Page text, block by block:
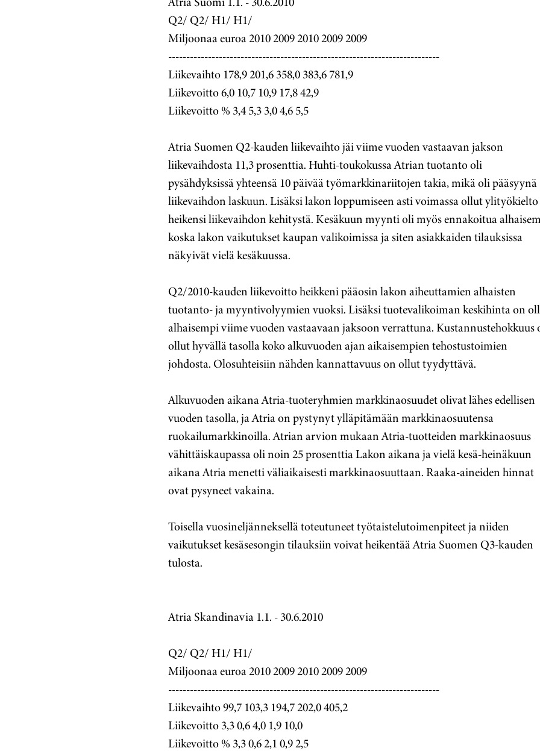
Q2/ Q2/ H1/ H1/
Miljoonaa euroa 2010 2009 2010 2009 2009
---------------------------------------------------------------------------
Liikevaihto 178,9 201,6 358,0 383,6 781,9
Liikevoitto 6,0 10,7 10,9 17,8 42,9
Liikevoitto % 3,4 5,3 3,0 4,6 5,5
Atria Suomen Q2-kauden liikevaihto jäi viime vuoden vastaavan jakson
liikevaihdosta 11,3 prosenttia. Huhti-toukokussa Atrian tuotanto oli
pysähdyksissä yhteensä 10 päivää työmarkkinariitojen takia, mikä oli pääsyynä
liikevaihdon laskuun. Lisäksi lakon loppumiseen asti voimassa ollut ylityökielto
heikensi liikevaihdon kehitystä. Kesäkuun myynti oli myös ennakoitua
koska lakon vaikutukset kaupan valikoimissa ja siten asiakkaiden tilauksissa
näkyivät vielä kesäkuussa.
Q2/2010-kauden liikevoitto heikkeni pääosin lakon aiheuttamien alhaisten
tuotanto- ja myyntivolyymien vuoksi. Lisäksi tuotevalikoiman keskihinta on
alhaisempi viime vuoden vastaavaan jaksoon verrattuna. Kustannustehokkuus
ollut hyvällä tasolla koko alkuvuoden ajan aikaisempien tehostustoimien
johdosta. Olosuhteisiin nähden kannattavuus on ollut tyydyttävä.
Alkuvuoden aikana Atria-tuoteryhmien markkinaosuudet olivat lähes edellisen
vuoden tasolla, ja Atria on pystynyt ylläpitämään markkinaosuutensa
ruokailumarkkinoilla. Atrian arvion mukaan Atria-tuotteiden markkinaosuus
vähittäiskaupassa oli noin 25 prosenttia Lakon aikana ja vielä kesä-heinäkuun
aikana Atria menetti väliaikaisesti markkinaosuuttaan. Raaka-aineiden hinnat
ovat pysyneet vakaina.
Toisella vuosineljänneksellä toteutuneet työtaistelutoimenpiteet ja niiden
vaikutukset kesäsesongin tilauksiin voivat heikentää Atria Suomen Q3-kauden
tulosta.
Atria Skandinavia 1.1. - 30.6.2010
Q2/ Q2/ H1/ H1/
Miljoonaa euroa 2010 2009 2010 2009 2009
---------------------------------------------------------------------------
Liikevaihto 99,7 103,3 194,7 202,0 405,2
Liikevoitto 3,3 0,6 4,0 1,9 10,0
Liikevoitto % 3,3 0,6 2,1 0,9 2,5